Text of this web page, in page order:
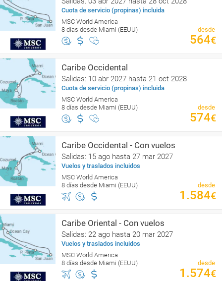
Cuota de servicio (propinas) incluida
MSC World America
8 días desde Miami (EEUU)
desde
564€
Caribe Occidental
Salidas: 10 abr 2027 hasta 21 oct 2028
Cuota de servicio (propinas) incluida
MSC World America
8 días desde Miami (EEUU)
desde
574€
Caribe Occidental - Con vuelos
Salidas: 15 ago hasta 27 mar 2027
Vuelos y traslados incluidos
MSC World America
8 días desde Miami (EEUU)
desde
1.584€
Caribe Oriental - Con vuelos
Salidas: 22 ago hasta 20 mar 2027
Vuelos y traslados incluidos
MSC World America
8 días desde Miami (EEUU)
desde
1.574€